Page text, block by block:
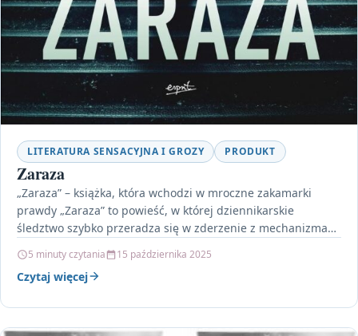
LITERATURA SENSACYJNA I GROZY PRODUKT
Zaraza
„Zaraza” – książka, która wchodzi w mroczne zakamarki
prawdy „Zaraza” to powieść, w której dziennikarskie
śledztwo szybko przeradza się w zderzenie z mechanizmami
5 minuty czytania 15 października 2025
Czytaj więcej